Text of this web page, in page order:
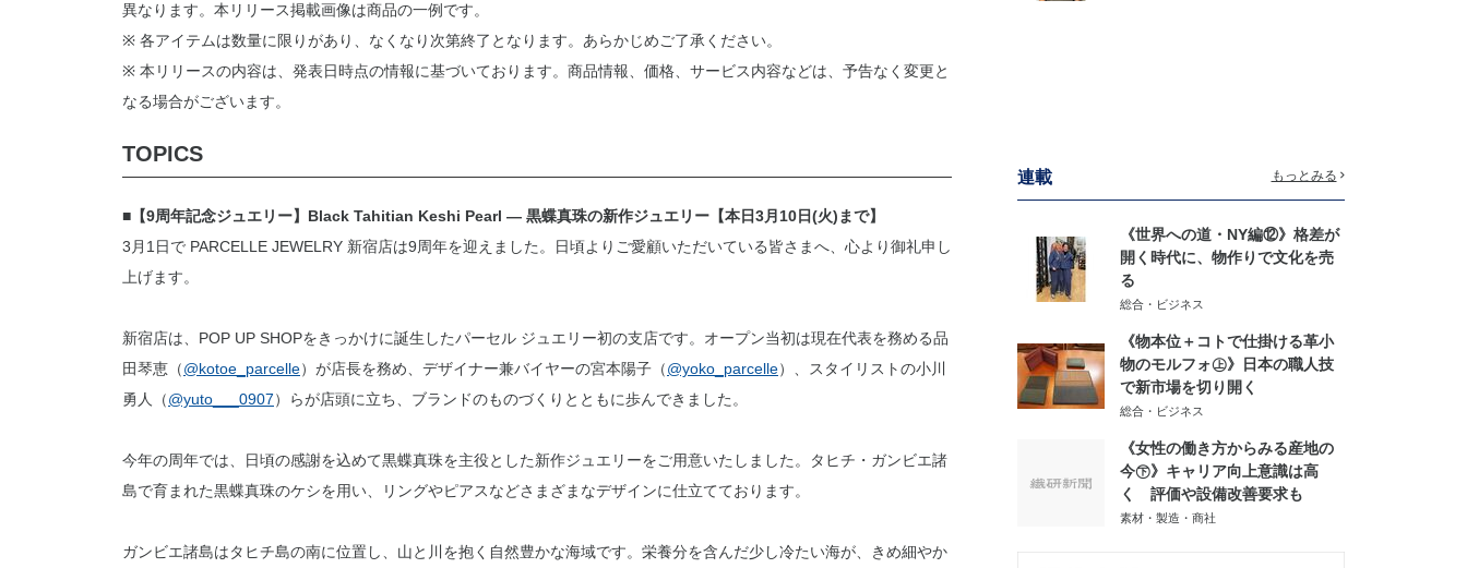
異なります。本リリース掲載画像は商品の一例です。
※ 各アイテムは数量に限りがあり、なくなり次第終了となります。あらかじめご了承ください。
※ 本リリースの内容は、発表日時点の情報に基づいております。商品情報、価格、サービス内容などは、予告なく変更と
なる場合がございます。
TOPICS
■【9周年記念ジュエリー】Black Tahitian Keshi Pearl ― 黒蝶真珠の新作ジュエリー【本日3月10日(火)まで】
3月1日で PARCELLE JEWELRY 新宿店は9周年を迎えました。日頃よりご愛顧いただいている皆さまへ、心より御礼申し
上げます。
新宿店は、POP UP SHOPをきっかけに誕生したパーセル ジュエリー初の支店です。オープン当初は現在代表を務める品
田琴恵（@kotoe_parcelle）が店長を務め、デザイナー兼バイヤーの宮本陽子（@yoko_parcelle）、スタイリストの小川
勇人（@yuto___0907）らが店頭に立ち、ブランドのものづくりとともに歩んできました。
今年の周年では、日頃の感謝を込めて黒蝶真珠を主役とした新作ジュエリーをご用意いたしました。タヒチ・ガンビエ諸
島で育まれた黒蝶真珠のケシを用い、リングやピアスなどさまざまなデザインに仕立てております。
ガンビエ諸島はタヒチ島の南に位置し、山と川を抱く自然豊かな海域です。栄養分を含んだ少し冷たい海が、きめ細やか
連載 もっとみる
《世界への道・NY編⑫》格差が
開く時代に、物作りで文化を売
る
総合・ビジネス
《物本位＋コトで仕掛ける革小
物のモルフォ㊤》日本の職人技
で新市場を切り開く
総合・ビジネス
《女性の働き方からみる産地の
今㊦》キャリア向上意識は高
く 評価や設備改善要求も
素材・製造・商社